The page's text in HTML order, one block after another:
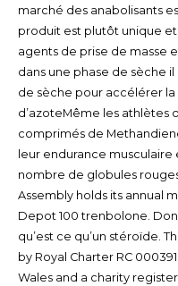
marché des anabolisants
produit est plutôt unique
agents de prise de masse
dans une phase de sèche
de sèche pour accélérer
d’azoteMême les athlètes
comprimés de
leur endurance musculaire
nombre de globules
Assembly holds its annual
Depot 100 trenbolone.
qu’est ce qu’un stéroïde.
by Royal Charter RC
Wales and a charity